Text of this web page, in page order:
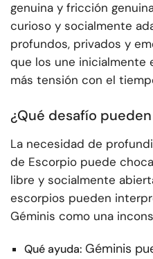
genuina y fricción
curioso y socialmente
profundos, privados y
que los une inicialmente
más tensión con el
¿Qué desafío
La necesidad de
de Escorpio puede
libre y socialmente
escorpios pueden
Géminis como una
Qué ayuda: Géminis